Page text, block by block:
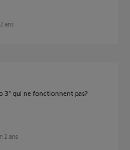
ans
3" qui ne fonctionnent pas?
2 ans